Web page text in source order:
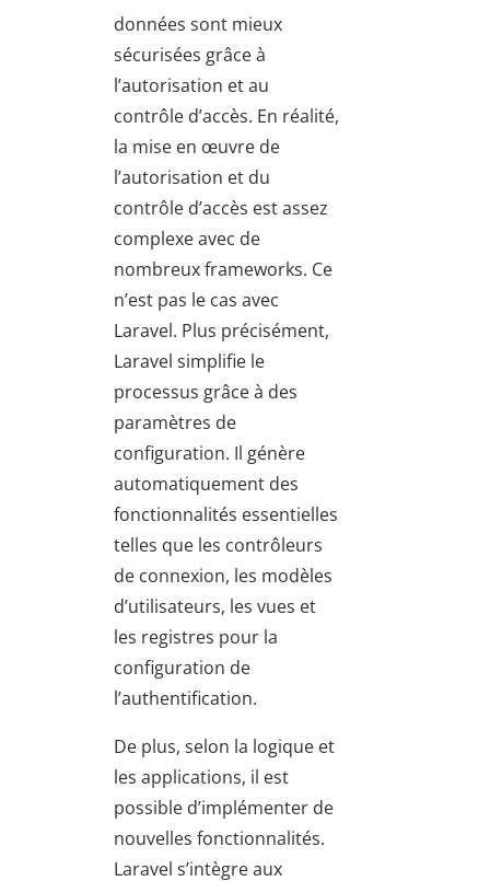
données sont mieux
sécurisées grâce à
l’autorisation et au
contrôle d’accès. En réalité,
la mise en œuvre de
l’autorisation et du
contrôle d’accès est assez
complexe avec de
nombreux frameworks. Ce
n’est pas le cas avec
Laravel. Plus précisément,
Laravel simplifie le
processus grâce à des
paramètres de
configuration. Il génère
automatiquement des
fonctionnalités essentielles
telles que les contrôleurs
de connexion, les modèles
d’utilisateurs, les vues et
les registres pour la
configuration de
l’authentification.
De plus, selon la logique et
les applications, il est
possible d’implémenter de
nouvelles fonctionnalités.
Laravel s’intègre aux